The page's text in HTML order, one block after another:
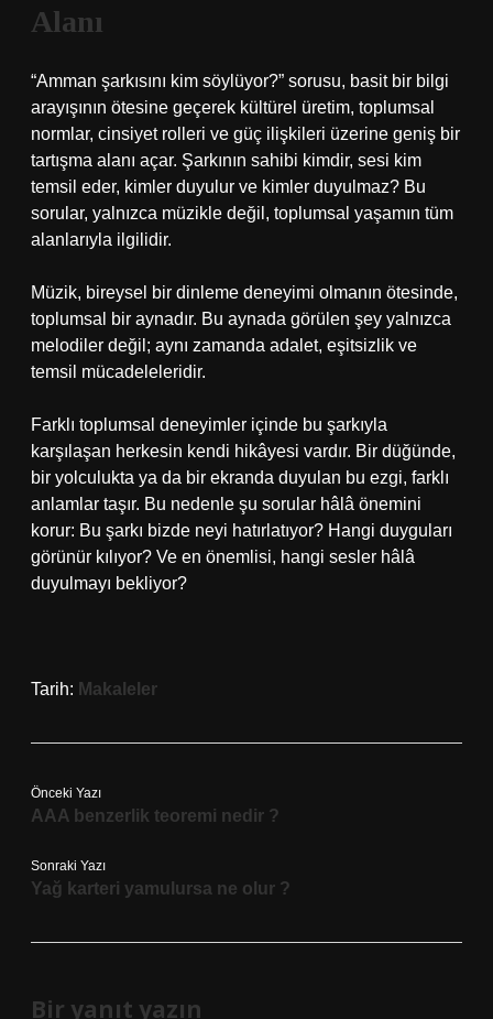
Alanı
“Amman şarkısını kim söylüyor?” sorusu, basit bir bilgi
arayışının ötesine geçerek kültürel üretim, toplumsal
normlar, cinsiyet rolleri ve güç ilişkileri üzerine geniş bir
tartışma alanı açar. Şarkının sahibi kimdir, sesi kim
temsil eder, kimler duyulur ve kimler duyulmaz? Bu
sorular, yalnızca müzikle değil, toplumsal yaşamın tüm
alanlarıyla ilgilidir.
Müzik, bireysel bir dinleme deneyimi olmanın ötesinde,
toplumsal bir aynadır. Bu aynada görülen şey yalnızca
melodiler değil; aynı zamanda adalet, eşitsizlik ve
temsil mücadeleleridir.
Farklı toplumsal deneyimler içinde bu şarkıyla
karşılaşan herkesin kendi hikâyesi vardır. Bir düğünde,
bir yolculukta ya da bir ekranda duyulan bu ezgi, farklı
anlamlar taşır. Bu nedenle şu sorular hâlâ önemini
korur: Bu şarkı bizde neyi hatırlatıyor? Hangi duyguları
görünür kılıyor? Ve en önemlisi, hangi sesler hâlâ
duyulmayı bekliyor?
Tarih: Makaleler
Önceki Yazı
AAA benzerlik teoremi nedir ?
Sonraki Yazı
Yağ karteri yamulursa ne olur ?
Bir yanıt yazın